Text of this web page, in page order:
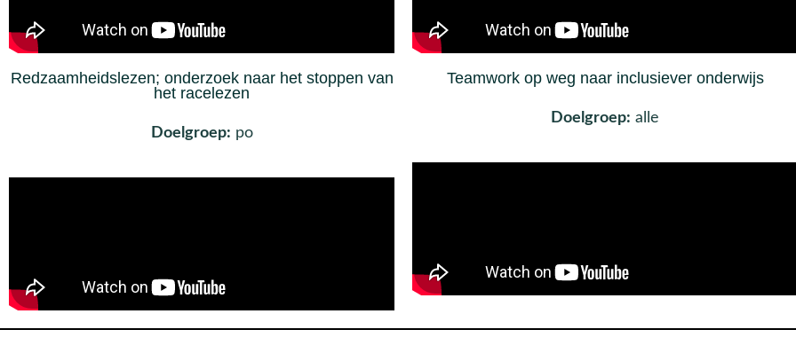
Redzaamheidslezen; onderzoek naar het stoppen van
het racelezen
Doelgroep: po
Teamwork op weg naar inclusiever onderwijs
Doelgroep: alle